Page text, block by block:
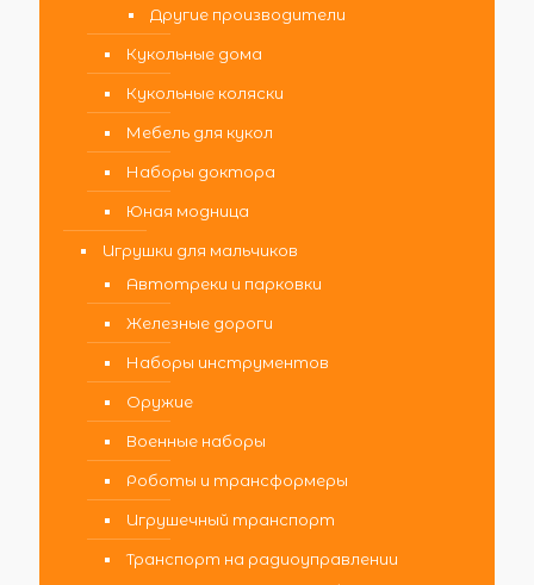
Другие производители
Кукольные дома
Кукольные коляски
Мебель для кукол
Наборы доктора
Юная модница
Игрушки для мальчиков
Автотреки и парковки
Железные дороги
Наборы инструментов
Оружие
Военные наборы
Роботы и трансформеры
Игрушечный транспорт
Транспорт на радиоуправлении